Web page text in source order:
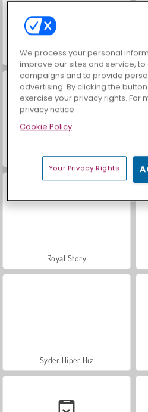
Trollface Quest: USA 2
Farm Merge Valley
Royal Story
Syder Hiper Hız
We process your personal
improve our sites and service,
campaigns and to provide
advertising. By clicking the
exercise your privacy rights. For
privacy notice
Cookie Policy
Your Privacy Rights